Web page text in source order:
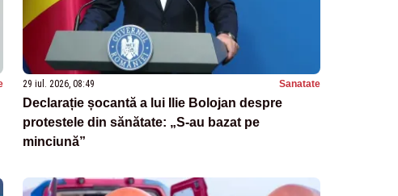
29 iul. 2026, 08:49 Sanatate
Declarație șocantă a lui Ilie Bolojan despre
protestele din sănătate: „S-au bazat pe
minciună”